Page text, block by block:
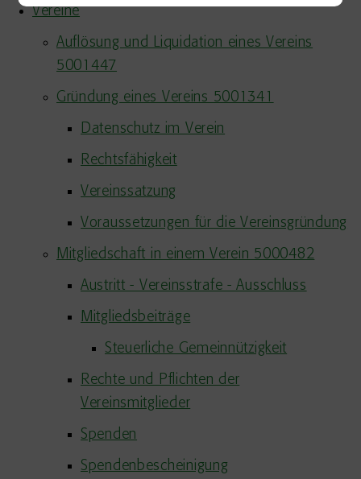
Vereine
Auflösung und Liquidation eines Vereins
5001447
Gründung eines Vereins 5001341
Datenschutz im Verein
Rechtsfähigkeit
Vereinssatzung
Voraussetzungen für die Vereinsgründung
Mitgliedschaft in einem Verein 5000482
Austritt - Vereinsstrafe - Ausschluss
Mitgliedsbeiträge
Steuerliche Gemeinnützigkeit
Rechte und Pflichten der
Vereinsmitglieder
Spenden
Spendenbescheinigung